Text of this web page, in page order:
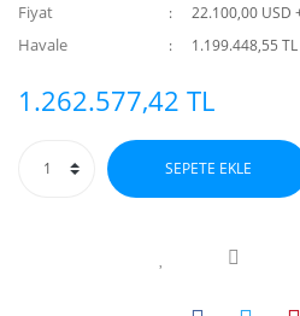
Fiyat 22.100,00 USD
Havale 1.199.448,55
1.262.577,42 TL
SEPETE EKLE